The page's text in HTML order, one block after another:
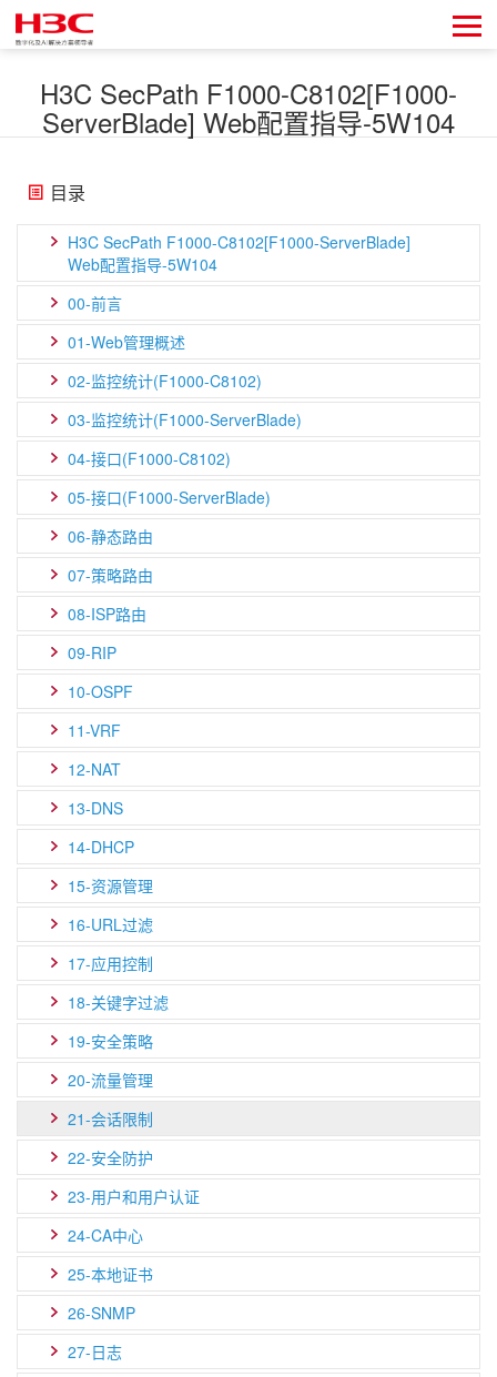
H3C SecPath F1000-C8102[F1000-
ServerBlade] Web配置指导-5W104
目录
H3C SecPath F1000-C8102[F1000-ServerBlade]
Web配置指导-5W104
00-前言
01-Web管理概述
02-监控统计(F1000-C8102)
03-监控统计(F1000-ServerBlade)
04-接口(F1000-C8102)
05-接口(F1000-ServerBlade)
06-静态路由
07-策略路由
08-ISP路由
09-RIP
10-OSPF
11-VRF
12-NAT
13-DNS
14-DHCP
15-资源管理
16-URL过滤
17-应用控制
18-关键字过滤
19-安全策略
20-流量管理
21-会话限制
22-安全防护
23-用户和用户认证
24-CA中心
25-本地证书
26-SNMP
27-日志